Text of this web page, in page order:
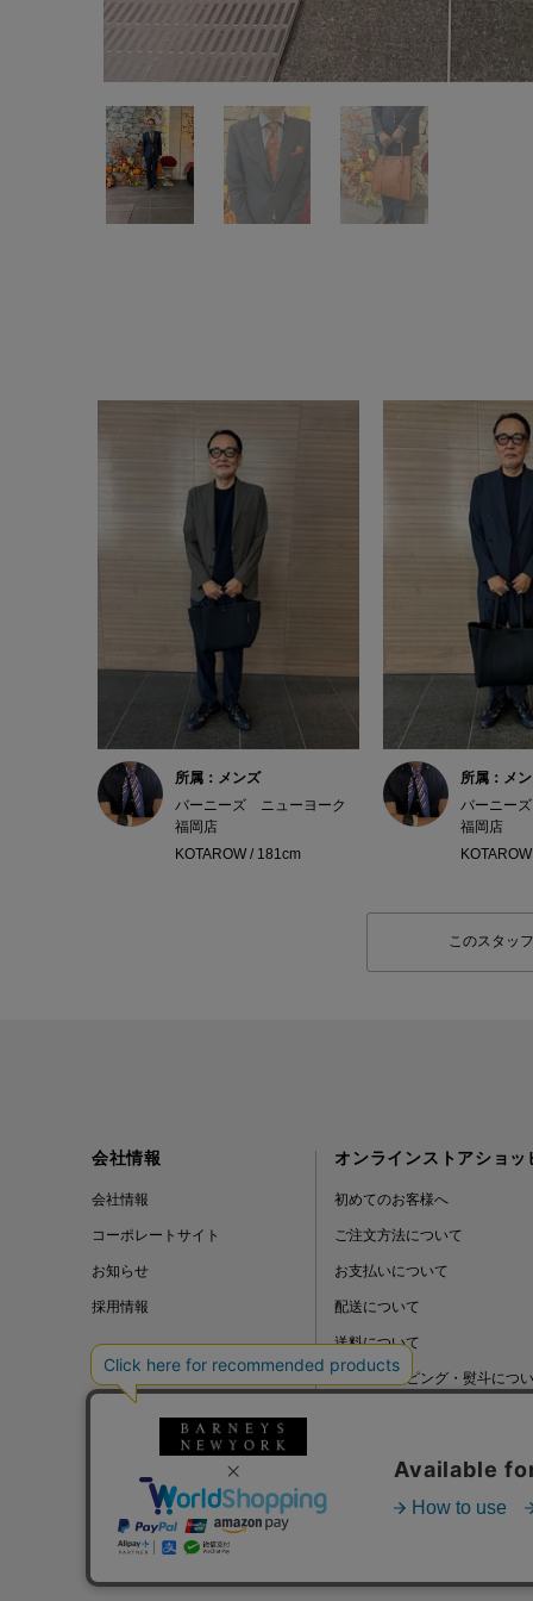
所属：メンズ
バーニーズ ニューヨーク
福岡店
KOTAROW / 181cm
所属：メ
バーニー
福岡店
このスタッ
会社情報
会社情報
コーポレートサイト
お知らせ
採用情報
オンラインストアショッ
初めてのお客様へ
ご注文方法について
お支払いについて
配送について
送料について
ギフトラッピング・熨斗につ